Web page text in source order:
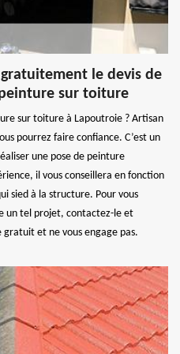
le devis de
sur toiture
sur toiture à Lapoutroie ? Artisan
pourrez faire confiance. C’est un
une pose de peinture
il vous conseillera en fonction
sied à la structure. Pour vous
un tel projet, contactez-le et
gratuit et ne vous engage pas.